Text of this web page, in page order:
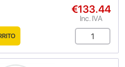
€133.44
Inc. IVA